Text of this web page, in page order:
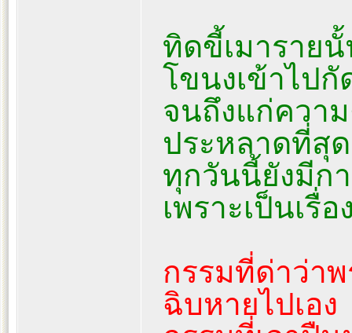
ทิดขี้เมาราย
โขนงเข้าไป
จนถึงแก่ควา
ประหลาดที่สุด
ทุกวันนี้ยังมีก
เพราะเป็นเรื่
กรรมที่ด่าว่า
ฉิบหายไปเอง